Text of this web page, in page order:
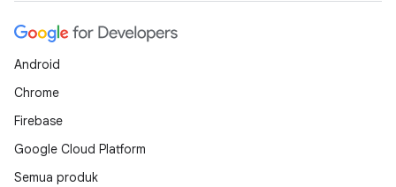
Android
Chrome
Firebase
Google Cloud Platform
Semua produk